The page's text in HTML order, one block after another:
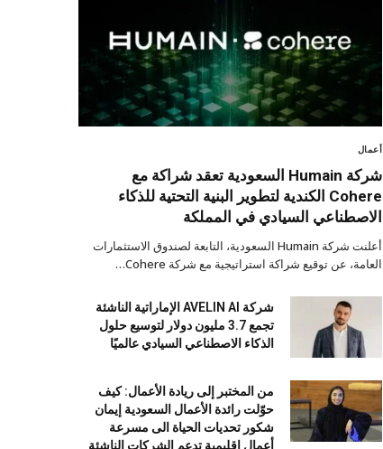
أعمال
شركة Humain السعودية تعقد شراكة مع
Cohere الكندية لتطوير البنية التحتية للذكاء
الاصطناعي السيادي في المملكة
أعلنت شركة Humain السعودية، التابعة لصندوق الاستثمارات
العامة، عن توقيع شراكة استراتيجية مع شركة Cohere…
شركة AVELIN AI الإماراتية الناشئة
تجمع 3.7 مليون دولار لتوسيع حلول
الذكاء الاصطناعي السيادي عالميًا
من المختبر إلى ريادة الأعمال: كيف
حوّلت رائدة الأعمال السعودية إيمان
شكور تحديات الحياة الى مسرعة
أعمال إقليمية تدعم الشركات الناشئة